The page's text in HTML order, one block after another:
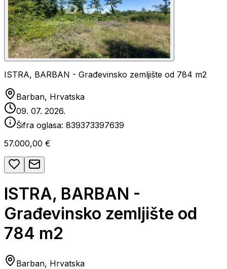
ISTRA, BARBAN - Građevinsko zemljište od 784 m2
Barban, Hrvatska
09. 07. 2026.
Šifra oglasa: 839373397639
57.000,00 €
ISTRA, BARBAN -
Građevinsko zemljište od
784 m2
Barban, Hrvatska